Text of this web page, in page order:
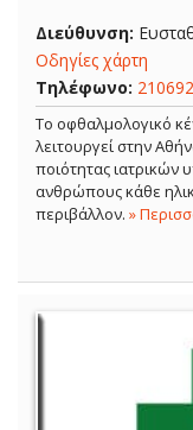
Διεύθυνση:
Οδηγίες χάρτη
Τηλέφωνο:
Το οφθαλμολογικό
λειτουργεί στην
ποιότητας ιατρικών
ανθρώπους κάθε
περιβάλλον. »